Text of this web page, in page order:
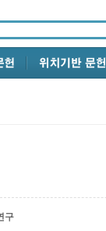
구